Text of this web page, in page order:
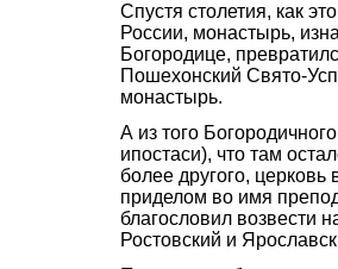
Спустя столетия, как
России, монастырь,
Богородице,
Пошехонский Свято-
монастырь.
А из того
ипостаси), что там
более другого,
приделом во имя
благословил возвести
Ростовский и